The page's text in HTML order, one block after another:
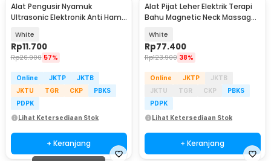
Alat Pengusir Nyamuk
Ultrasonic Elektronik Anti Hama
White
Rp11.700
Rp26.900 57%
Online JKTP
JKTB
JKTU
TGR CKP
PBKS
PDPK
Lihat Ketersediaan Stok
+ Keranjang
Alat Pijat Leher Elektrik Terapi
Bahu Magnetic Neck Massager
White
Rp77.400
Rp123.900 38%
Online JKTP
JKTB
JKTU
TGR CKP
PBKS
PDPK
Lihat Ketersediaan Stok
+ Keranjang